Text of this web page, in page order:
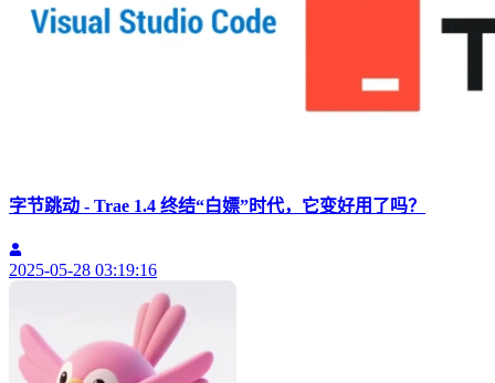
字节跳动 - Trae 1.4 终结“白嫖”时代，它变好用了吗？
2025-05-28 03:19:16